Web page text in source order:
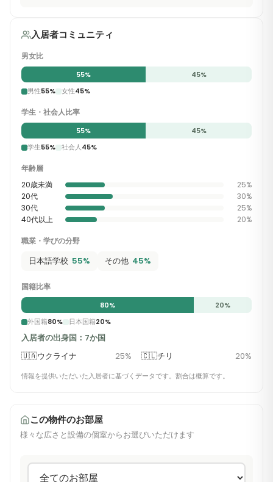
入居者コミュニティ
男女比
55% 45%
男性55% 女性45%
学生・社会人比率
55% 45%
学生55% 社会人45%
年齢層
20歳未満
25%
20代
30%
30代
25%
40代以上
20%
職業・学びの分野
日本語学校 55% その他 45%
国籍比率
80% 20%
外国籍80% 日本国籍20%
入居者の出身国：7か国
🇺🇦ウクライナ 25% 🇨🇱チリ 20%
情報を提供いただいた入居者に基づくデータです。割合は概算です。
この物件のお部屋
様々な広さと設備の個室からお選びいただけます